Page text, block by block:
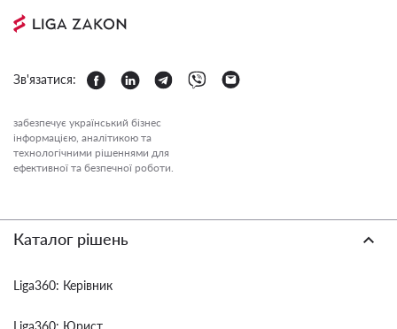
Зв'язатися:
забезпечує український бізнес
інформацією, аналітикою та
технологічними рішеннями для
ефективної та безпечної роботи.
Каталог рішень
Liga360: Керівник
Liga360: Юрист